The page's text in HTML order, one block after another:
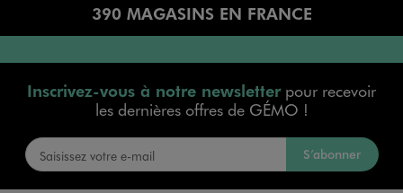
390 MAGASINS EN FRANCE
Inscrivez-vous à notre newsletterpour recevoir
les dernières offres de GÉMO !
S’abonner